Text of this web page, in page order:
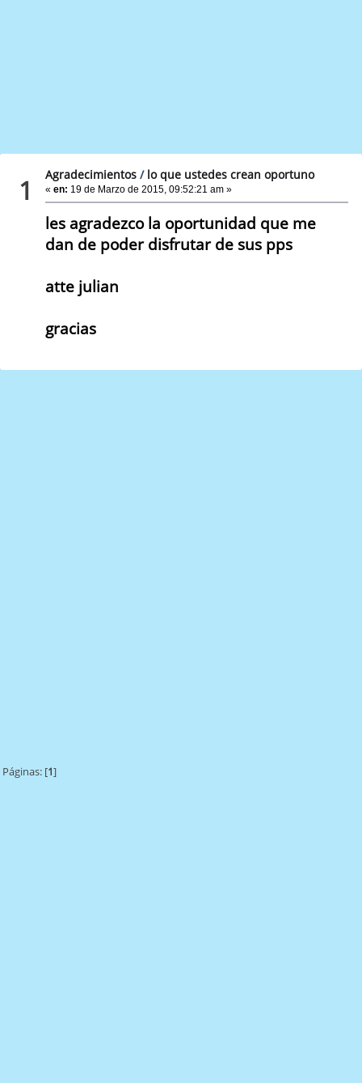
1 Agradecimientos / lo que ustedes crean oportuno
«en: 19 de Marzo de 2015, 09:52:21 am »
les agradezco la oportunidad que me
dan de poder disfrutar de sus pps
atte julian
gracias
Páginas: [1]